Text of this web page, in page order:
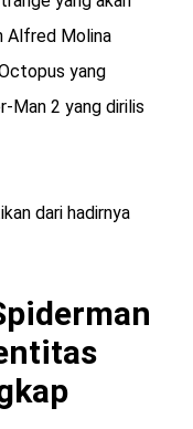
Alfred Molina
yang
Man 2 yang dirilis
dari hadirnya